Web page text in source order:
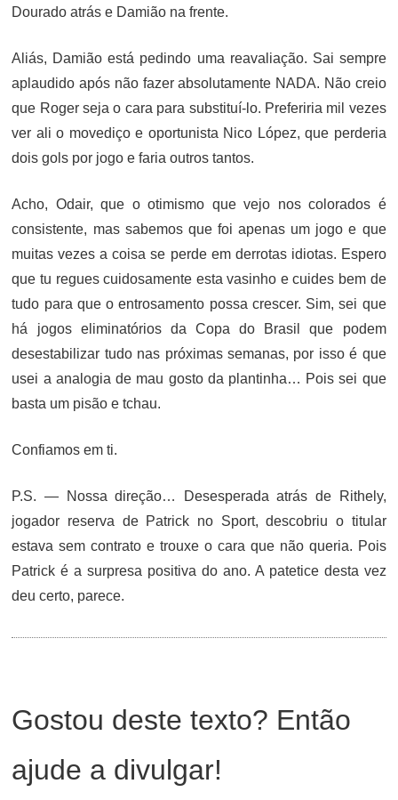
Dourado atrás e Damião na frente.
Aliás, Damião está pedindo uma reavaliação. Sai sempre
aplaudido após não fazer absolutamente NADA. Não creio
que Roger seja o cara para substituí-lo. Preferiria mil vezes
ver ali o movediço e oportunista Nico López, que perderia
dois gols por jogo e faria outros tantos.
Acho, Odair, que o otimismo que vejo nos colorados é
consistente, mas sabemos que foi apenas um jogo e que
muitas vezes a coisa se perde em derrotas idiotas. Espero
que tu regues cuidosamente esta vasinho e cuides bem de
tudo para que o entrosamento possa crescer. Sim, sei que
há jogos eliminatórios da Copa do Brasil que podem
desestabilizar tudo nas próximas semanas, por isso é que
usei a analogia de mau gosto da plantinha… Pois sei que
basta um pisão e tchau.
Confiamos em ti.
P.S. — Nossa direção… Desesperada atrás de Rithely,
jogador reserva de Patrick no Sport, descobriu o titular
estava sem contrato e trouxe o cara que não queria. Pois
Patrick é a surpresa positiva do ano. A patetice desta vez
deu certo, parece.
Gostou deste texto? Então
ajude a divulgar!